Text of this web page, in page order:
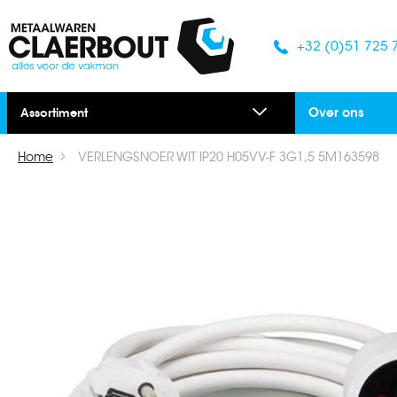
+32 (0)51 725
Assortiment Over ons
Home VERLENGSNOER WIT IP20 H05VV-F 3G1,5 5M163598
afbeeldingen-